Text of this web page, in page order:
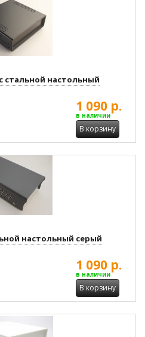
стальной настольный
1 090 р.
в наличии
В корзину
настольный серый
1 090 р.
в наличии
В корзину